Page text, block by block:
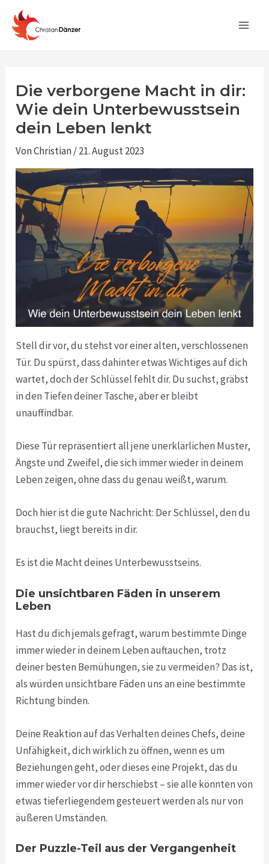
Inhalt
springen
Die verborgene Macht in dir:
Wie dein Unterbewusstsein
dein Leben lenkt
VonChristian/21. August 2023
Stell dir vor, du stehst vor einer alten, verschlossenen
Tür. Du spürst, dass dahinter etwas Wichtiges auf dich
wartet, doch der Schlüssel fehlt dir. Du suchst, gräbst
in den Tiefen deiner Tasche, aber er bleibt
unauffindbar.
Diese Tür repräsentiert all jene unerklärlichen Muster,
Ängste und Zweifel, die sich immer wieder in deinem
Leben zeigen, ohne dass du genau weißt, warum.
Doch hier ist die gute Nachricht: Der Schlüssel, den du
brauchst, liegt bereits in dir.
Es ist die Macht deines Unterbewusstseins.
Die unsichtbaren Fäden in unserem
Leben
Hast du dich jemals gefragt, warum bestimmte Dinge
immer wieder in deinem Leben auftauchen, trotz
deiner besten Bemühungen, sie zu vermeiden? Das ist,
als würden unsichtbare Fäden uns an eine bestimmte
Richtung binden.
Deine Reaktion auf das Verhalten deines Chefs, deine
Unfähigkeit, dich wirklich zu öffnen, wenn es um
Beziehungen geht, oder dieses eine Projekt, das du
immer wieder vor dir herschiebst – sie alle könnten von
etwas tieferliegendem gesteuert werden als nur von
äußeren Umständen.
Der Puzzle-Teil aus der Vergangenheit
Post
navigation